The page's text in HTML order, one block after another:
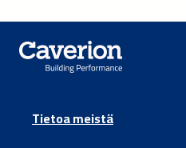
Tietoa meistä